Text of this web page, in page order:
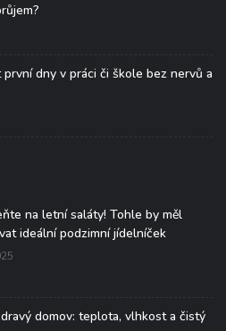
první dny v práci či škole bez nervů a
na letní saláty! Tohle by měl
ideální podzimní jídelníček
domov: teplota, vlhkost a čistý